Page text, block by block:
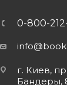
0-800-
г. Киев,
Бандеры,